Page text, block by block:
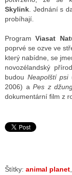
RÁDIA
STRÁNKY RÁDIÍ
STRÁNKY TV
TISK
BLOGERA
Skylink . Jednání s
probíhají.
ProgramViasat
poprvé se ozve ve
který nabídne, se
novozélandský
budou Neapolští psi
2006) a Pes z
dokumentární film z
Štítky: animal planet